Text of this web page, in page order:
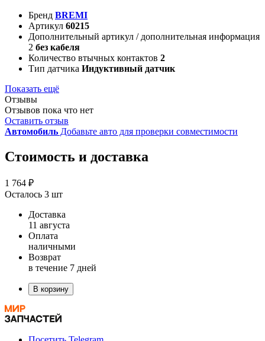
Бренд BREMI
Артикул 60215
Дополнительный артикул / дополнительная информация
2 без кабеля
Количество втычных контактов 2
Тип датчика Индуктивный датчик
Показать ещё
Отзывы
Отзывов пока что нет
Оставить отзыв
Автомобиль Добавьте авто для проверки совместимости
Стоимость и доставка
1 764 ₽
Осталось 3 шт
Доставка
11 августа
Оплата
наличными
Возврат
в течение 7 дней
В корзину